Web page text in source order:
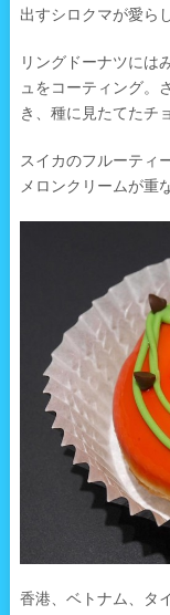
出すシロクマが愛ら
リングドーナツには
ュをコーティング。
き、種に見たてたチ
スイカのフルーティ
メロンクリームが重
香港、ベトナム、タ